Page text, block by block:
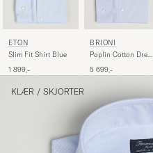
ETON
Slim Fit Shirt Blue
1 899,-
BRIONI
Poplin Cotton Dress
5 699,-
KLÆR / SKJORTER